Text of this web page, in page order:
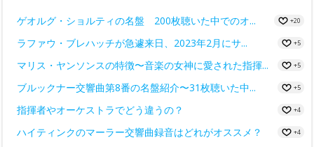
ゲオルグ・ショルティの名盤 200枚聴いた中でのオ... +20
ラファウ・ブレハッチが急遽来日、2023年2月にサ... +5
マリス・ヤンソンスの特徴〜音楽の女神に愛された指揮... +5
ブルックナー交響曲第8番の名盤紹介〜31枚聴いた中... +5
指揮者やオーケストラでどう違うの？ +4
ハイティンクのマーラー交響曲録音はどれがオススメ？ +4